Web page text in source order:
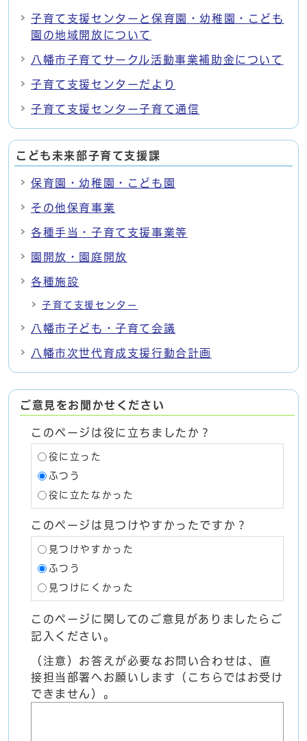
子育て支援センターと保育園・幼稚園・こども
園の地域開放について
八幡市子育てサークル活動事業補助金について
子育て支援センターだより
子育て支援センター子育て通信
こども未来部子育て支援課
保育園・幼稚園・こども園
その他保育事業
各種手当・子育て支援事業等
園開放・園庭開放
各種施設
子育て支援センター
八幡市子ども・子育て会議
八幡市次世代育成支援行動合計画
ご意見をお聞かせください
このページは役に立ちましたか？
役に立った
ふつう
役に立たなかった
このページは見つけやすかったですか？
見つけやすかった
ふつう
見つけにくかった
このページに関してのご意見がありましたらご
記入ください。
（注意）お答えが必要なお問い合わせは、直
接担当部署へお願いします（こちらではお受け
できません）。